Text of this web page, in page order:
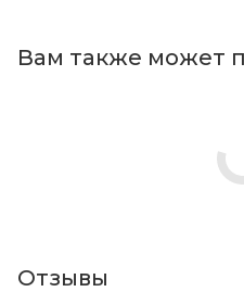
Вам также может
Отзывы